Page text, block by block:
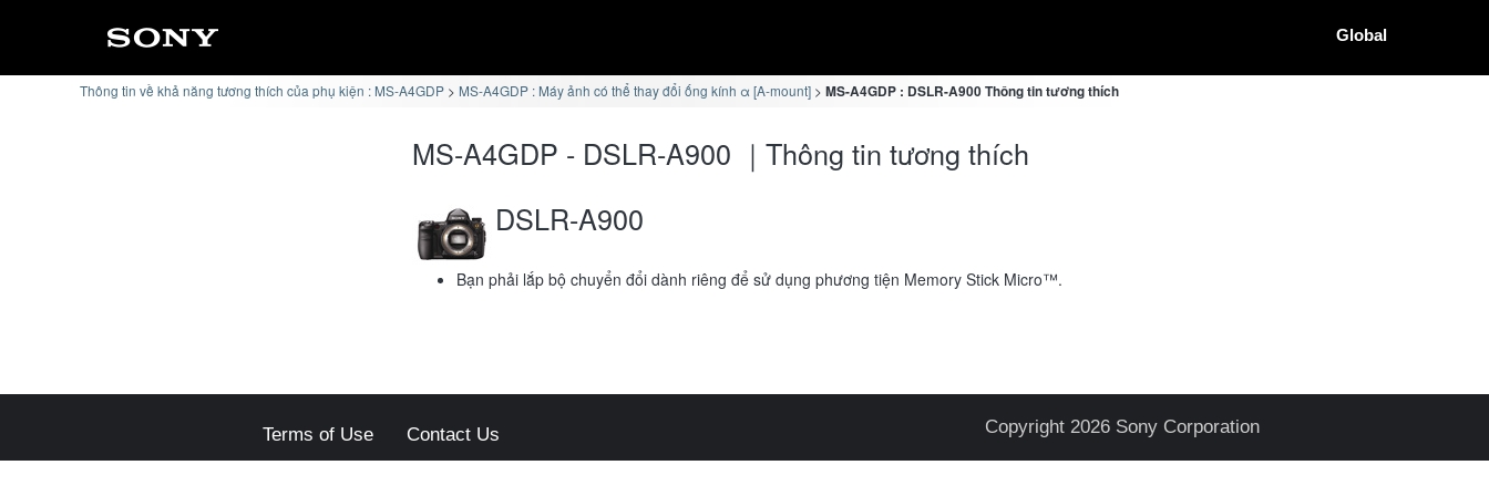
Global
Thông tin về khả năng tương thích của phụ kiện : MS-A4GDP MS-A4GDP : Máy ảnh có thể thay đổi ống kính α [A-mount] MS-A4GDP : DSLR-A900 Thông tin tương thích
MS-A4GDP - DSLR-A900 ｜Thông tin tương thích
DSLR-A900
Bạn phải lắp bộ chuyển đổi dành riêng để sử dụng phương tiện Memory Stick Micro™.
Terms of Use Contact Us Copyright 2026 Sony Corporation